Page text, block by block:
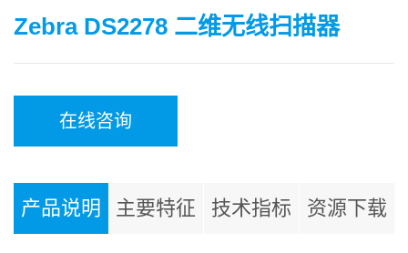
Zebra DS2278 二维无线扫描器
在线咨询
产品说明 主要特征 技术指标 资源下载